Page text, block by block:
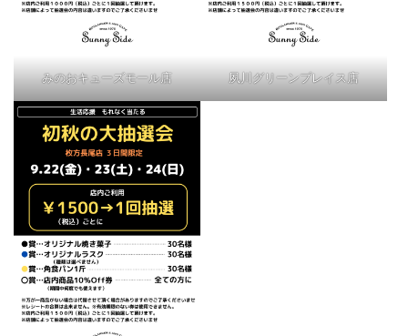
みのおキューズモール店 夙川グリーンプレイス店